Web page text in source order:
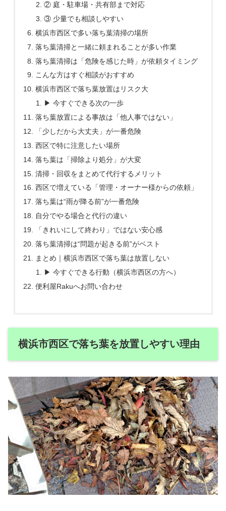
② 庭・駐車場・共有部まで対応
③ 少量でも相談しやすい
横浜市西区で多い落ち葉清掃の場所
落ち葉清掃と一緒に頼まれることが多い作業
落ち葉清掃は「危険を感じた時」が依頼タイミング
こんな方はすぐ相談がおすすめ
横浜市西区で落ち葉放置はリスク大
▶ 今すぐできる次の一歩
落ち葉放置による事故は「他人事ではない」
「少しだから大丈夫」が一番危険
西区で特に注意したい場所
落ち葉は「掃除より処分」が大変
清掃・回収をまとめて代行するメリット
西区で増えている「管理・オーナー様からの依頼」
落ち葉は“雨が降る前”が一番危険
自分でやる場合と代行の違い
「きれいにして終わり」ではない安心感
落ち葉清掃は“問題が起きる前”がベスト
まとめ｜横浜市西区で落ち葉は放置しない
▶ 今すぐできる行動（横浜市西区の方へ）
便利屋Rakuへお問い合わせ
横浜市西区で落ち葉を放置しやすい理由